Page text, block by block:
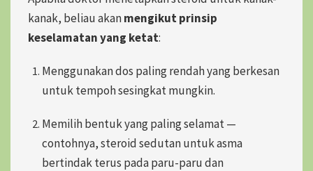
kanak, beliau akanmengikut prinsip
keselamatan yang ketat:
Menggunakan dos paling rendah yang berkesan
untuk tempoh sesingkat mungkin.
Memilih bentuk yang paling selamat —
contohnya, steroid sedutan untuk asma
bertindak terus pada paru-paru dan